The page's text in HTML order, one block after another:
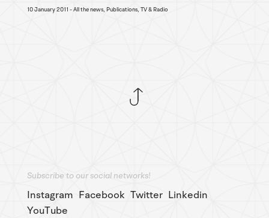
10 January 2011 All the news, Publications, TV & Radio
Subscribe to our social networks!
Instagram Facebook Twitter Linkedin
YouTube